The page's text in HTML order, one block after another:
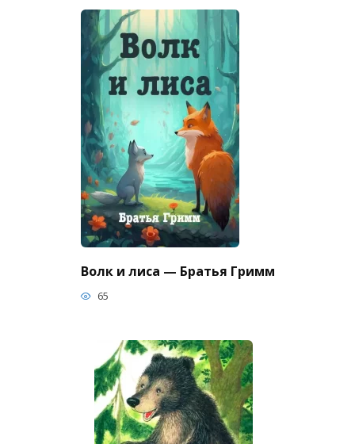
Волк и лиса — Братья Гримм
65